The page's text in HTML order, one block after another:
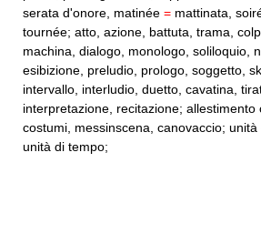
serata d'onore, matinée = mattinata,
tournée; atto, azione, battuta, trama,
machina, dialogo, monologo, soliloquio,
esibizione, preludio, prologo, soggetto,
intervallo, interludio, duetto, cavatina,
interpretazione, recitazione; allestimento
costumi, messinscena, canovaccio;
unità di tempo;